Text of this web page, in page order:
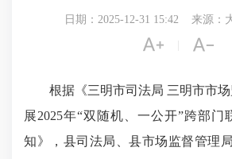
日期：2025-12-31 15:42 来源：
 
根据《三明市司法局 三明市市
展2025年“双随机、一公开”跨部门
知》，县司法局、县市场监督管理